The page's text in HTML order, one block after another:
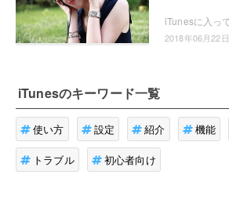
2018年06月22日
iTunesのキーワード一覧
使い方 設定 紹介 機能
トラブル 初心者向け